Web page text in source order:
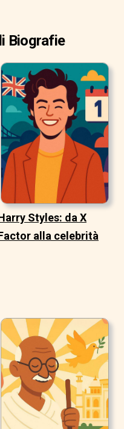
Biografie
Styles: da X
alla celebrità